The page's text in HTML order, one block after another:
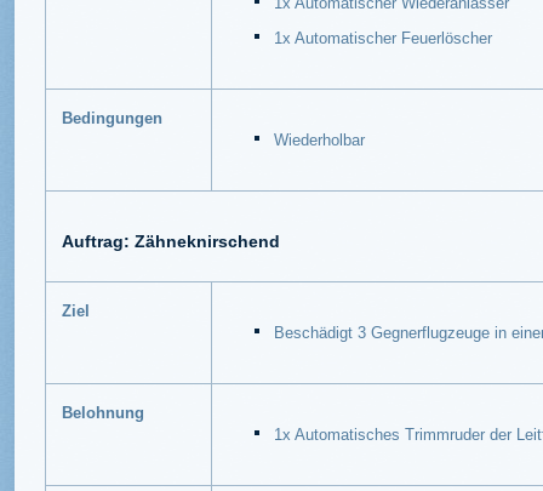
1x Automatischer Feuerlöscher
Bedingungen
Wiederholbar
Auftrag: Zähneknirschend
Ziel
Beschädigt 3 Gegnerflugzeuge in
Belohnung
1x Automatisches Trimmruder der